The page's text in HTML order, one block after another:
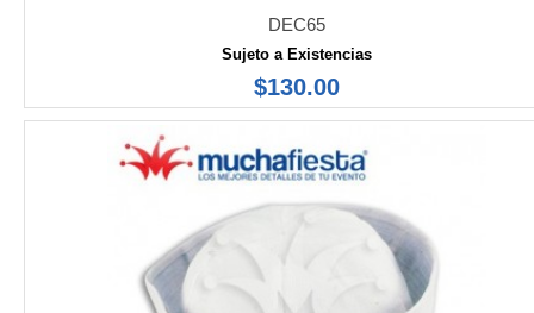
DEC65
Sujeto a Existencias
$130.00